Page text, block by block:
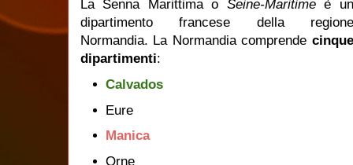
La Senna Marittima o Seine-Maritime è un
dipartimento francese della regione
Normandia. La Normandia comprende cinque
dipartimenti:
Calvados
Eure
Manica
Orne